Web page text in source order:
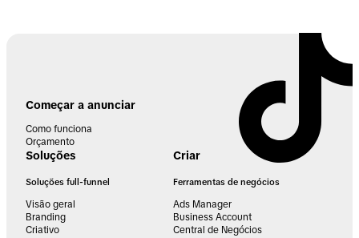
Começar a anunciar
Como funciona
Orçamento
Soluções
Soluções full-funnel
Visão geral
Branding
Criativo
Criar
Ferramentas de negócios
Ads Manager
Business Account
Central de Negócios